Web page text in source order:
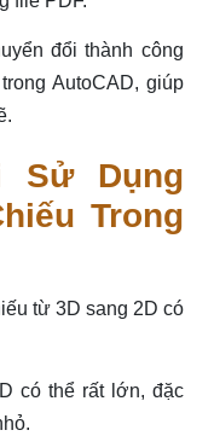
đổi thành công
AutoCAD, giúp
Sử Dụng
Trong
từ 3D sang 2D có
có thể rất lớn, đặc